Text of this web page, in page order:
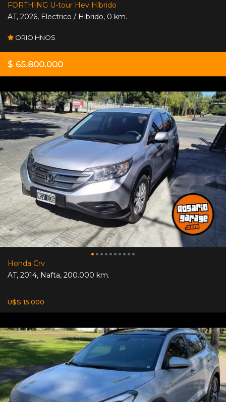
FORTHING U-tour Hev Híbrido
AT, 2026, Electrico / Hibrido, 0 km.
ORIO HNOS
$ 65.800.000
Honda Crv
AT, 2014, Nafta, 200.000 km.
U$S 15.000